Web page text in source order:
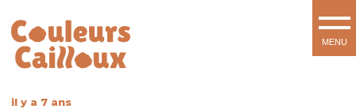
il y a 7 ans